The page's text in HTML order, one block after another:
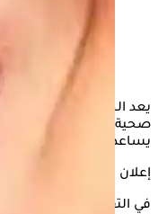
يعد الحفاظ على صحة الفم
صحية وثقة بالنفس،
يساعد في تقوية
إعلان